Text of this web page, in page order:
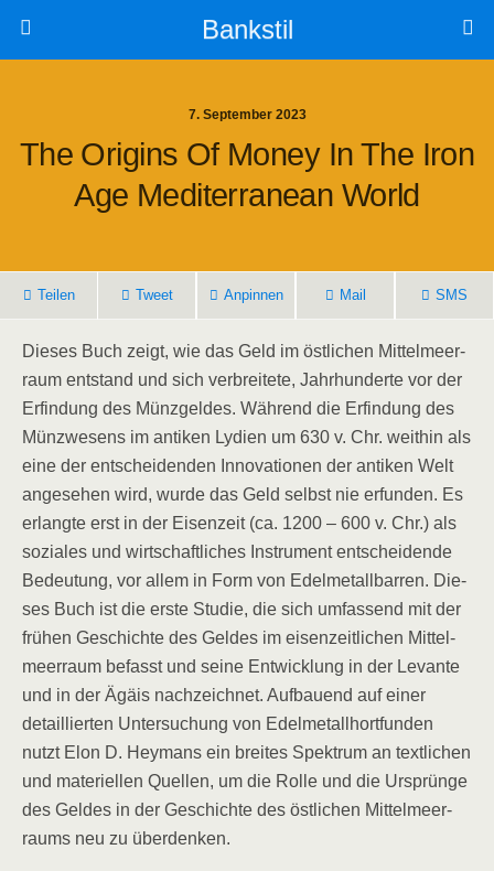
Bankstil
7. September 2023
The Ori­g­ins Of Money In The Iron
Age Medi­ter­ra­ne­an World
Tei­len Tweet Anpin­nen Mail SMS
Die­ses Buch zeigt, wie das Geld im öst­li­chen Mit­tel­meer­
raum ent­stand und sich ver­brei­te­te, Jahr­hun­der­te vor der
Erfin­dung des Münz­gel­des. Wäh­rend die Erfin­dung des
Münz­we­sens im anti­ken Lydi­en um 630 v. Chr. weit­hin als
eine der ent­schei­den­den Inno­va­tio­nen der anti­ken Welt
ange­se­hen wird, wur­de das Geld selbst nie erfun­den. Es
erlang­te erst in der Eisen­zeit (ca. 1200 – 600 v. Chr.) als
sozia­les und wirt­schaft­li­ches Instru­ment ent­schei­den­de
Bedeu­tung, vor allem in Form von Edel­me­tall­bar­ren. Die­
ses Buch ist die ers­te Stu­die, die sich umfas­send mit der
frü­hen Geschich­te des Gel­des im eisen­zeit­li­chen Mit­tel­
meer­raum befasst und sei­ne Ent­wick­lung in der Levan­te
und in der Ägä­is nach­zeich­net. Auf­bau­end auf einer
detail­lier­ten Unter­su­chung von Edel­me­tall­hort­fun­den
nutzt Elon D. Heymans ein brei­tes Spek­trum an text­li­chen
und mate­ri­el­len Quel­len, um die Rol­le und die Ursprün­ge
des Gel­des in der Geschich­te des öst­li­chen Mit­tel­meer­
raums neu zu überdenken.